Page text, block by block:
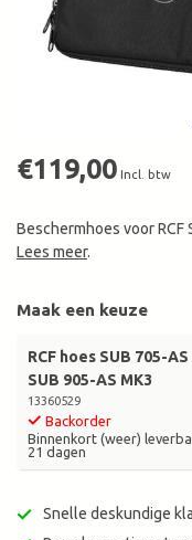
€119,00 Incl. btw
Beschermhoes voor RCF
Lees meer.
Maak een keuze
RCF hoes SUB 705-
SUB 905-AS MK3
13360529
Backorder
Binnenkort (weer)
21 dagen
Snelle deskundige